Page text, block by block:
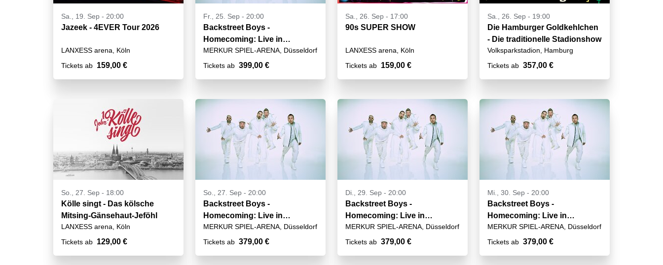
Sa., 19. Sep - 20:00
Jazeek - 4EVER Tour 2026
LANXESS arena, Köln
Tickets ab 159,00 €
Fr., 25. Sep - 20:00
Backstreet Boys -
Homecoming: Live in
Germany
MERKUR SPIEL-ARENA, Düsseldorf
Tickets ab 399,00 €
Sa., 26. Sep - 17:00
90s SUPER SHOW
LANXESS arena, Köln
Tickets ab 159,00 €
Sa., 26. Sep - 19:00
Die Hamburger Goldkehlchen
- Die traditionelle Stadionshow
Volksparkstadion, Hamburg
Tickets ab 357,00 €
So., 27. Sep - 18:00
Kölle singt - Das kölsche
Mitsing-Gänsehaut-Jeföhl
LANXESS arena, Köln
Tickets ab 129,00 €
So., 27. Sep - 20:00
Backstreet Boys -
Homecoming: Live in
Germany
MERKUR SPIEL-ARENA, Düsseldorf
Tickets ab 379,00 €
Di., 29. Sep - 20:00
Backstreet Boys -
Homecoming: Live in
Germany
MERKUR SPIEL-ARENA, Düsseldorf
Tickets ab 379,00 €
Mi., 30. Sep - 20:00
Backstreet Boys -
Homecoming: Live in
Germany
MERKUR SPIEL-ARENA, Düsseldorf
Tickets ab 379,00 €